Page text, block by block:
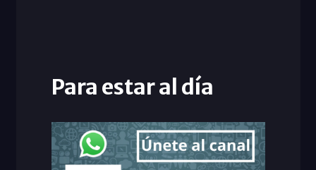
Para estar al día